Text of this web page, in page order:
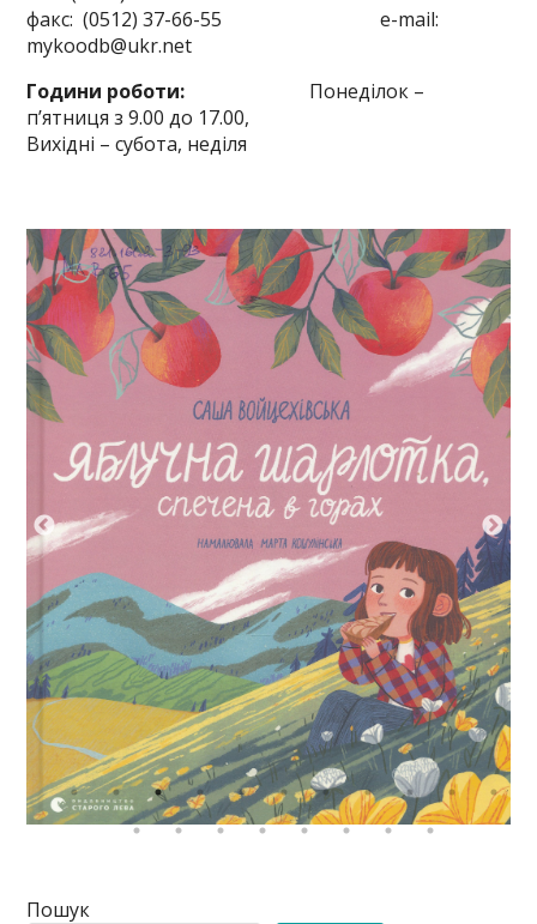
факс: (0512) 37-66-55 e-mail:
mykoodb@ukr.net
Години роботи: Понеділок –
п’ятниця з 9.00 до 17.00,
Вихідні – субота, неділя
Пошук